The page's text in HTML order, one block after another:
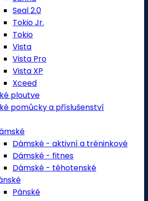
Seal 2.0
Tokio Jr.
Tokio
Vista
Vista Pro
Vista XP
Xceed
ploutve
pomůcky a příslušenství
Dámské - aktivní a tréninkové
Dámské - fitnes
Dámské - těhotenské
Pánské